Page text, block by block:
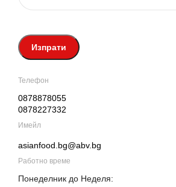
Телефон
0878878055
0878227332
Имейл
asianfood.bg@abv.bg
Работно време
Понеделник до Неделя: